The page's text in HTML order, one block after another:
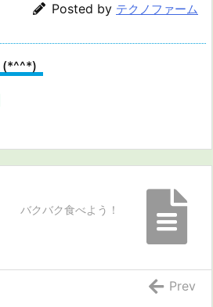
Posted by テクノファーム
バクバク食べよう！
Prev